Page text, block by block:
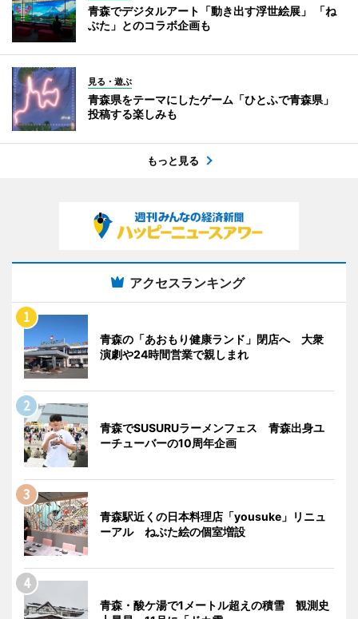
青森でデジタルアート「動き出す浮世絵展」 「ね
ぶた」とのコラボ企画も
見る・遊ぶ
青森県をテーマにしたゲーム「ひとふで青森県」
投稿する楽しみも
もっと見る
アクセスランキング
青森の「あおもり健康ランド」閉店へ 大衆
演劇や24時間営業で親しまれ
青森でSUSURUラーメンフェス 青森出身ユ
ーチューバーの10周年企画
青森駅近くの日本料理店「yousuke」リニュ
ーアル ねぶた絵の個室増設
青森・酸ケ湯で1メートル超えの積雪 観測史